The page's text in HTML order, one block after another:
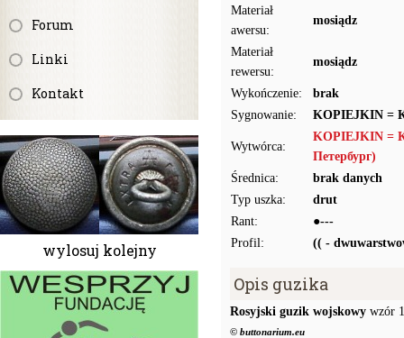
Forum
Linki
Kontakt
wylosuj kolejny
Materiał
awersu:
mosiądz
Materiał
rewersu:
mosiądz
Wykończenie:
brak
Sygnowanie:
KOPIEJKIN
Wytwórca:
KOPIEJKIN
Петербург)
Średnica:
brak danych
Typ uszka:
drut
Rant:
●---
Profil:
(( -
Opis guzika
Rosyjski guzik wojskowy wzór
© buttonarium.eu